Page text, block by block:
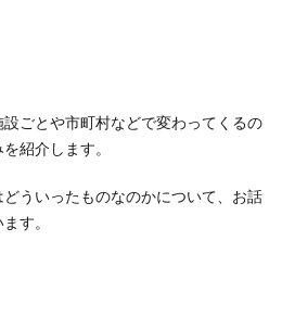
ごとや市町村などで変わってくるの
紹介します。
ういったものなのかについて、お話
す。